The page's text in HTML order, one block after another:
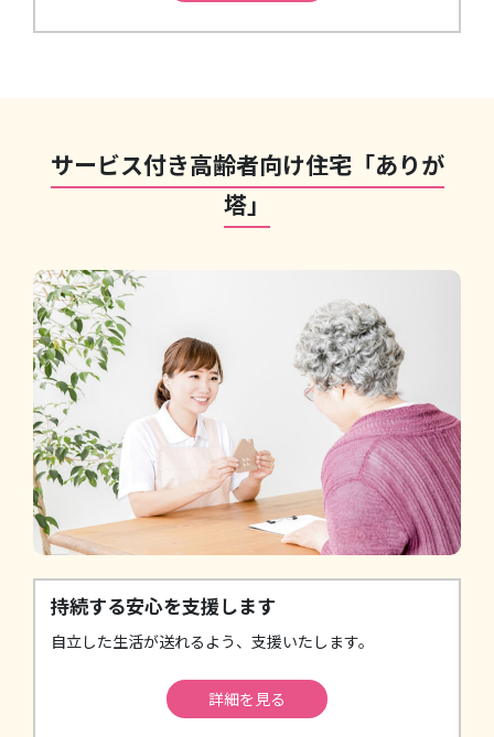
サービス付き高齢者向け住宅「ありが
塔」
持続する安心を支援します
自立した生活が送れるよう、支援いたします。
詳細を見る